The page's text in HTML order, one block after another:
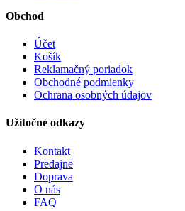
Obchod
Účet
Košík
Reklamačný poriadok
Obchodné podmienky
Ochrana osobných údajov
Užitočné odkazy
Kontakt
Predajne
Doprava
O nás
FAQ